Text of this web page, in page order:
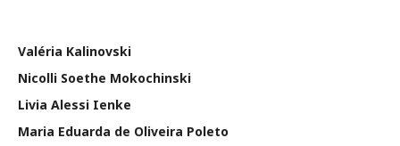
Valéria Kalinovski
Nicolli Soethe Mokochinski
Livia Alessi Ienke
Maria Eduarda de Oliveira Poleto